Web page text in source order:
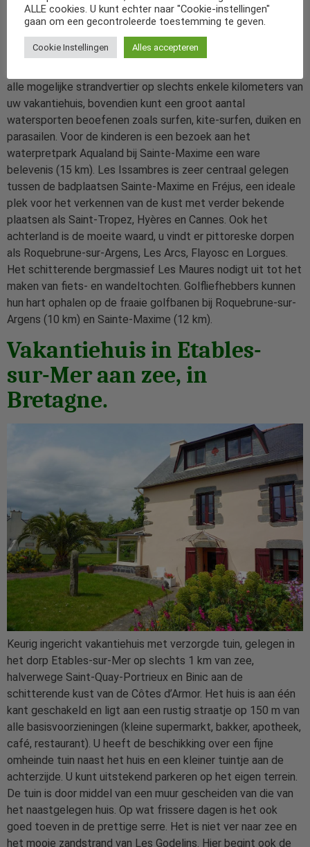
huid. Enkele kleine strandjes en mooie kreekjes liggen op
loopafstand van het huis (900 m). Een groter zandstand, het
Plage de Gaillarde, bevindt zich op 2 km van uw vakantiehuis.
Zowel in Les Issambres als in de gezellige badplaats Saint-
alle mogelijke strandvertier op slechts enkele kilometers van
uw vakantiehuis, bovendien kunt een groot aantal
watersporten beoefenen zoals surfen, kite-surfen, duiken en
parasailen. Voor de kinderen is een bezoek aan het
waterpretpark Aqualand bij Sainte-Maxime een ware
belevenis (15 km). Les Issambres is zeer centraal gelegen
tussen de badplaatsen Sainte-Maxime en Fréjus, een ideale
plek voor het verkennen van de kust met verder bekende
plaatsen als Saint-Tropez, Hyères en Cannes. Ook het
achterland is de moeite waard, u vindt er pittoreske dorpen
als Roquebrune-sur-Argens, Les Arcs, Flayosc en Lorgues.
Het schitterende bergmassief Les Maures nodigt uit tot het
maken van fiets- en wandeltochten. Golfliefhebbers kunnen
hun hart ophalen op de fraaie golfbanen bij Roquebrune-sur-
Argens (10 km) en Sainte-Maxime (12 km).
Vakantiehuis in Etables-
sur-Mer aan zee, in
Bretagne.
Keurig ingericht vakantiehuis met verzorgde tuin, gelegen in
het dorp Etables-sur-Mer op slechts 1 km van zee,
halverwege Saint-Quay-Portrieux en Binic aan de
schitterende kust van de Côtes d’Armor. Het huis is aan één
kant geschakeld en ligt aan een rustig straatje op 150 m van
alle basisvoorzieningen (kleine supermarkt, bakker, apotheek,
café, restaurant). U heeft de beschikking over een fijne
omheinde tuin naast het huis en een kleiner tuintje aan de
achterzijde. U kunt uitstekend parkeren op het eigen terrein.
De tuin is door middel van een muur gescheiden van die van
het naastgelegen huis. Op wat frissere dagen is het ook
goed toeven in de prettige serre. Het is niet ver naar zee en
het mooie zandstrand van Les Godelins. Hier begint ook de
ALLE cookies. U kunt echter naar "Cookie-instellingen"
gaan om een gecontroleerde toestemming te geven.
Cookie Instellingen Alles accepteren